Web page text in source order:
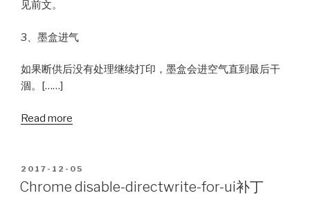
见前文。
3、墨盒进气
如果断供后没有处理继续打印，墨盒会进空气直到最后干
涸。[……]
Read more
POSTED
ON
2017-12-05
Chrome disable-directwrite-for-ui补丁